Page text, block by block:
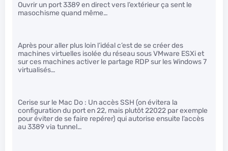
Ouvrir un port 3389 en direct vers l’extérieur ça sent le
masochisme quand même…
Après pour aller plus loin l’idéal c’est de se créer des
machines virtuelles isolée du réseau sous VMware ESXi et
sur ces machines activer le partage RDP sur les Windows 7
virtualisés…
Cerise sur le Mac Do : Un accès SSH (on évitera la
configuration du port en 22, mais plutôt 22022 par exemple
pour éviter de se faire repérer) qui autorise ensuite l’accès
au 3389 via tunnel…